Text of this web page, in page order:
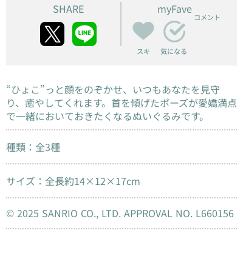
SHARE myFave
スキ 気になる
コメント
“ひょこ”っと顔をのぞかせ、いつもあなたを見守
り、癒やしてくれます。首を傾げたポーズが愛嬌満点
で一緒においておきたくなるぬいぐるみです。
種類：全3種
サイズ：全長約14×12×17cm
© 2025 SANRIO CO., LTD. APPROVAL NO. L660156